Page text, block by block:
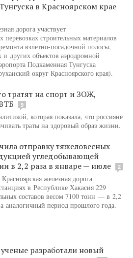
в Красноярском крае
дорога участвует
перевозках строительных материалов
взлетно-посадочной полосы,
других объектов аэродромной
Подкаменная Тунгуска
округ Красноярского края).
тратят на спорт и ЗОЖ,
9
которая показала, что россияне
траты на здоровый образ жизни.
отправку тяжеловесных
угледобывающей
в 2,2 раза в январе — июле
2
железная дорога
в Республике Хакасия 229
составов весом 7100 тонн — в 2,2
аналогичный период прошлого года.
разработали новый